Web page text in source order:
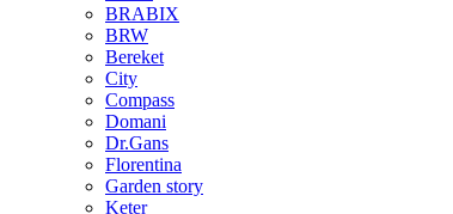
BRABIX
BRW
Bereket
City
Compass
Domani
Dr.Gans
Florentina
Garden story
Keter